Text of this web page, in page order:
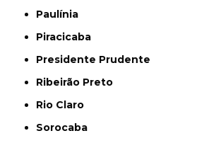
Paulínia
Piracicaba
Presidente Prudente
Ribeirão Preto
Rio Claro
Sorocaba